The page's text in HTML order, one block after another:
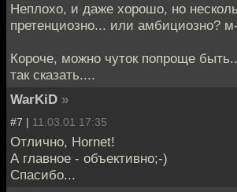
Неплохо, и даже хорошо, но
претенциозно... или амбициозно?
Короче, можно чуток попроще
так сказать....
WarKiD »
#7 | 11.03.01 17:35
Отлично, Hornet!
А главное - объективно;-)
Спасибо...